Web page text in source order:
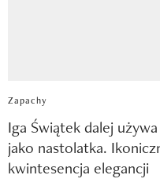
Zapachy
Iga Świątek dalej
jako nastolatka.
kwintesencja elegancji